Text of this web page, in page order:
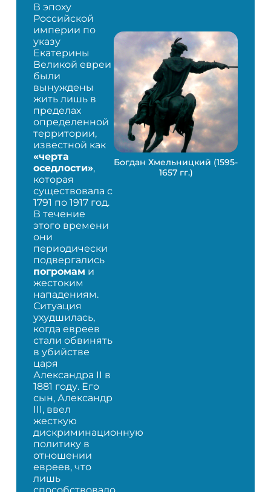
В эпоху
Российской
империи по
указу
Екатерины
Великой евреи
были
вынуждены
жить лишь в
пределах
определенной
территории,
известной как
«черта
оседлости»,
которая
существовала с
1791 по 1917 год.
В течение
этого времени
они
периодически
подвергались
погромам и
жестоким
нападениям.
Ситуация
ухудшилась,
когда евреев
стали обвинять
в убийстве
царя
Александра II в
1881 году. Его
сын, Александр
III, ввел
жесткую
дискриминационную
политику в
отношении
евреев, что
лишь
Богдан Хмельницкий (1595-
1657 гг.)